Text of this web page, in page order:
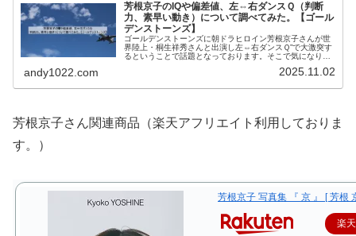
芳根京子のIQや偏差値、左⇔右ダンスＱ（判断
力、素早い動き）について調べてみた。【ゴール
デンストーンズ】
ゴールデンストーンズに朝ドラヒロイン芳根京子さんが世
界陸上・桐生祥秀さんと出演し左⇔右ダンスＱ”で大激突す
るということで話題となっております。そこで気になり、
andy1022.com 2025.11.02
芳根京子さん関連商品（楽天アフリエイト利用しておりま
す。）
芳根京子 写真集 『 京 』 [ 芳根
楽